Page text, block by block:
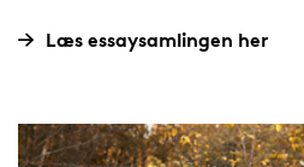
Læs essaysamlingen her